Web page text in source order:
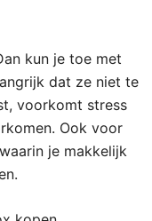
kun je toe met
dat ze niet te
voorkomt stress
Ook voor
je makkelijk